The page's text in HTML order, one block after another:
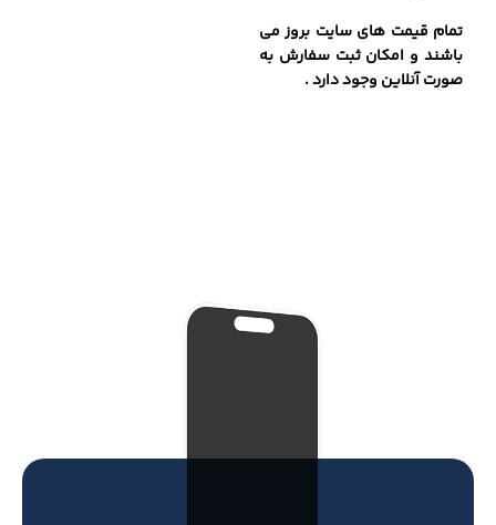
تمام قیمت های سایت بروز می
باشند و امکان ثبت سفارش به
صورت آنلاین وجود دارد .